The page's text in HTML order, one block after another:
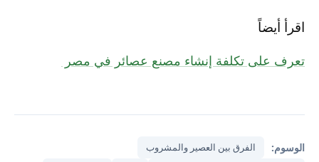
اقرأ أيضاً
تعرف على تكلفة إنشاء مصنع عصائر في مصر
الوسوم:
الفرق بين العصير والمشروب